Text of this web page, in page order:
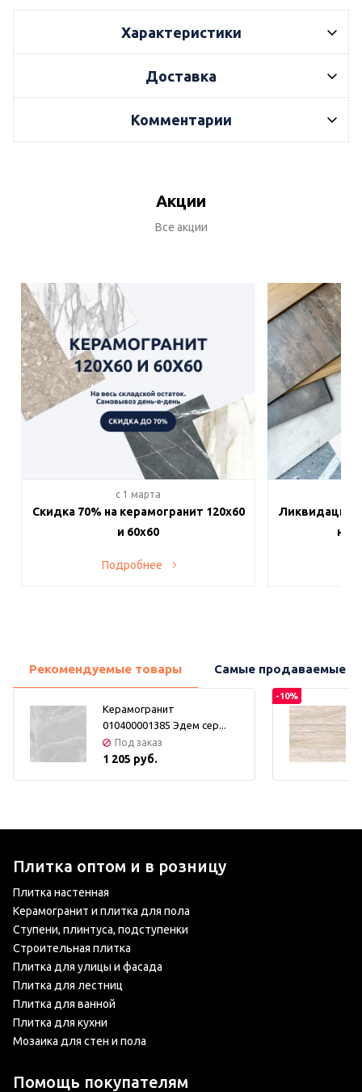
Характеристики
Доставка
Комментарии
Акции
Все акции
c 1 марта
Скидка 70% на керамогранит 120х60
и 60х60
Подробнее
Ликвидация
на
Рекомендуемые товары Самые продаваемые
Керамогранит
010400001385 Эдем сер...
Под заказ
1 205 руб.
-10%
Плитка оптом и в розницу
Плитка настенная
Керамогранит и плитка для пола
Ступени, плинтуса, подступенки
Строительная плитка
Плитка для улицы и фасада
Плитка для лестниц
Плитка для ванной
Плитка для кухни
Мозаика для стен и пола
Помощь покупателям